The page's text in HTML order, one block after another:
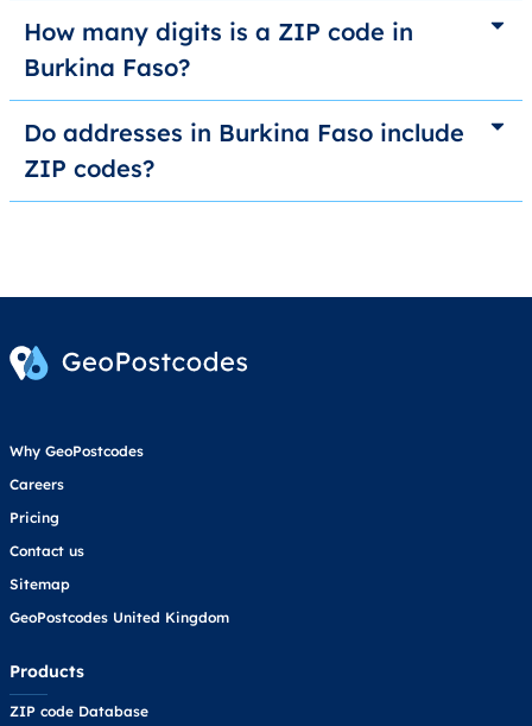
How many digits is a ZIP code in
Burkina Faso?
Do addresses in Burkina Faso include
ZIP codes?
Why GeoPostcodes
Careers
Pricing
Contact us
Sitemap
GeoPostcodes United Kingdom
Products
ZIP code Database